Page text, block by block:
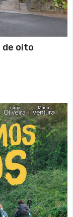
de oito